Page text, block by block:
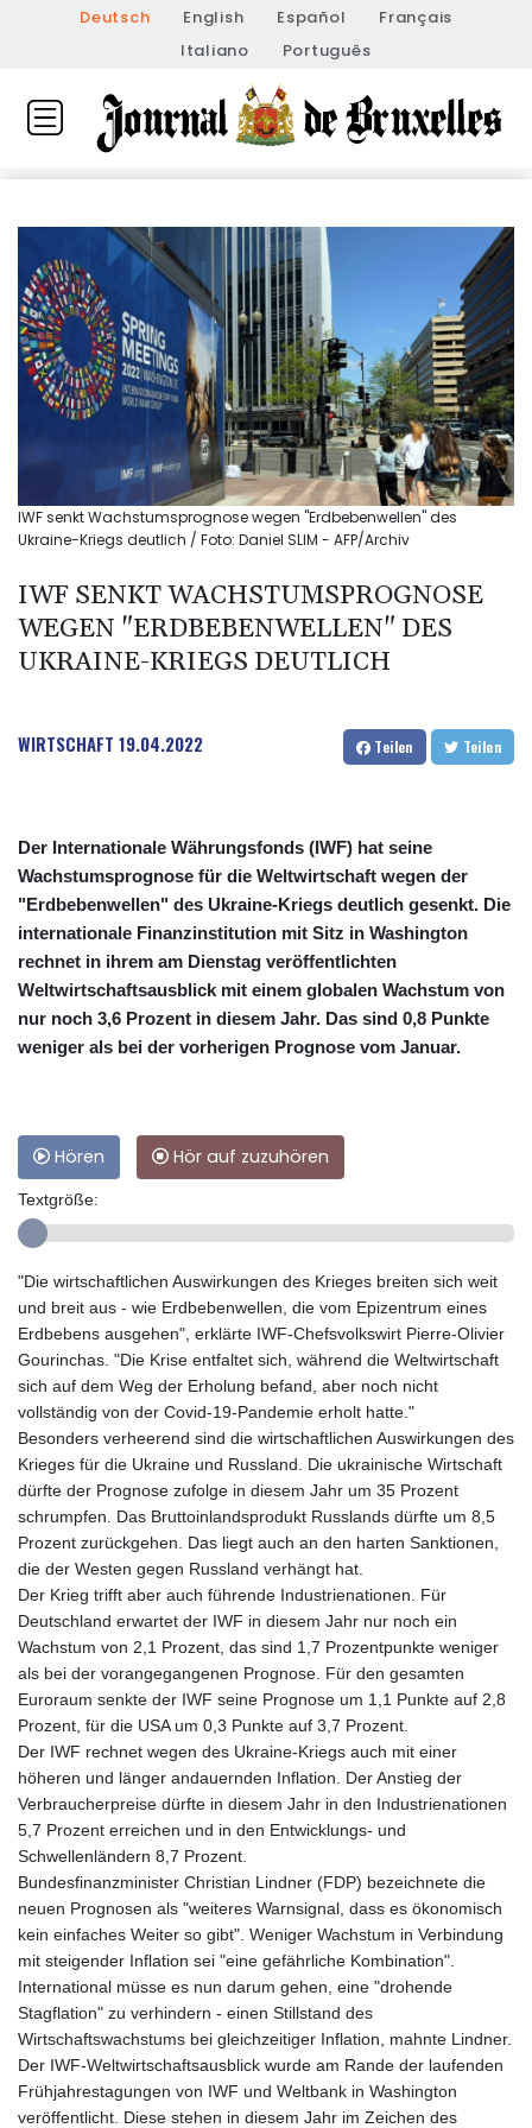
Deutsch English Español
Français
Italiano
Português
IWF senkt Wachstumsprognose wegen "Erdbebenwellen" des
Ukraine-Kriegs deutlich / Foto: Daniel SLIM - AFP/Archiv
IWF SENKT WACHSTUMSPROGNOSE
WEGEN "ERDBEBENWELLEN" DES
UKRAINE-KRIEGS DEUTLICH
WIRTSCHAFT 19.04.2022 Teilen Teilen
Der Internationale Währungsfonds (IWF) hat seine
Wachstumsprognose für die Weltwirtschaft wegen der
"Erdbebenwellen" des Ukraine-Kriegs deutlich gesenkt. Die
internationale Finanzinstitution mit Sitz in Washington
rechnet in ihrem am Dienstag veröffentlichten
Weltwirtschaftsausblick mit einem globalen Wachstum von
nur noch 3,6 Prozent in diesem Jahr. Das sind 0,8 Punkte
weniger als bei der vorherigen Prognose vom Januar.
Hören Hör auf zuzuhören
Textgröße:
"Die wirtschaftlichen Auswirkungen des Krieges breiten sich weit
und breit aus - wie Erdbebenwellen, die vom Epizentrum eines
Erdbebens ausgehen", erklärte IWF-Chefsvolkswirt Pierre-Olivier
Gourinchas. "Die Krise entfaltet sich, während die Weltwirtschaft
sich auf dem Weg der Erholung befand, aber noch nicht
vollständig von der Covid-19-Pandemie erholt hatte."
Besonders verheerend sind die wirtschaftlichen Auswirkungen des
Krieges für die Ukraine und Russland. Die ukrainische Wirtschaft
dürfte der Prognose zufolge in diesem Jahr um 35 Prozent
schrumpfen. Das Bruttoinlandsprodukt Russlands dürfte um 8,5
Prozent zurückgehen. Das liegt auch an den harten Sanktionen,
die der Westen gegen Russland verhängt hat.
Der Krieg trifft aber auch führende Industrienationen. Für
Deutschland erwartet der IWF in diesem Jahr nur noch ein
Wachstum von 2,1 Prozent, das sind 1,7 Prozentpunkte weniger
als bei der vorangegangenen Prognose. Für den gesamten
Euroraum senkte der IWF seine Prognose um 1,1 Punkte auf 2,8
Prozent, für die USA um 0,3 Punkte auf 3,7 Prozent.
Der IWF rechnet wegen des Ukraine-Kriegs auch mit einer
höheren und länger andauernden Inflation. Der Anstieg der
Verbraucherpreise dürfte in diesem Jahr in den Industrienationen
5,7 Prozent erreichen und in den Entwicklungs- und
Schwellenländern 8,7 Prozent.
Bundesfinanzminister Christian Lindner (FDP) bezeichnete die
neuen Prognosen als "weiteres Warnsignal, dass es ökonomisch
kein einfaches Weiter so gibt". Weniger Wachstum in Verbindung
mit steigender Inflation sei "eine gefährliche Kombination".
International müsse es nun darum gehen, eine "drohende
Stagflation" zu verhindern - einen Stillstand des
Wirtschaftswachstums bei gleichzeitiger Inflation, mahnte Lindner.
Der IWF-Weltwirtschaftsausblick wurde am Rande der laufenden
Frühjahrestagungen von IWF und Weltbank in Washington
veröffentlicht. Diese stehen in diesem Jahr im Zeichen des